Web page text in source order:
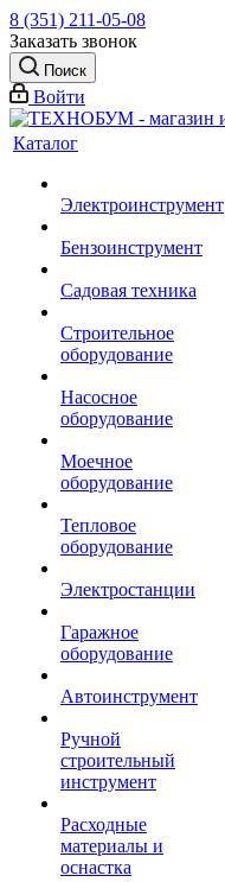
8 (351) 211-05-08
Заказать звонок
Поиск
Войти
Каталог
Электроинструмент
Бензоинструмент
Садовая техника
Строительное
оборудование
Насосное
оборудование
Моечное
оборудование
Тепловое
оборудование
Электростанции
Гаражное
оборудование
Автоинструмент
Ручной
строительный
инструмент
Расходные
материалы и
оснастка